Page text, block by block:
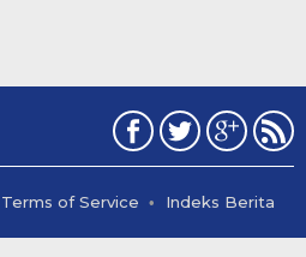
Terms of Service Indeks Berita